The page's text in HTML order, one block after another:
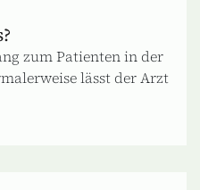
zum Patienten in der
lässt der Arzt